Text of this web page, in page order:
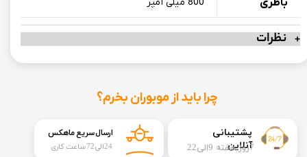
نظرات
​​پشتیبانی
آنلاین7روز هفته 9الی22
چرا باید از موبوران بخرم؟
ارسال سریع ماهکس
24الی72 ساعت کاری